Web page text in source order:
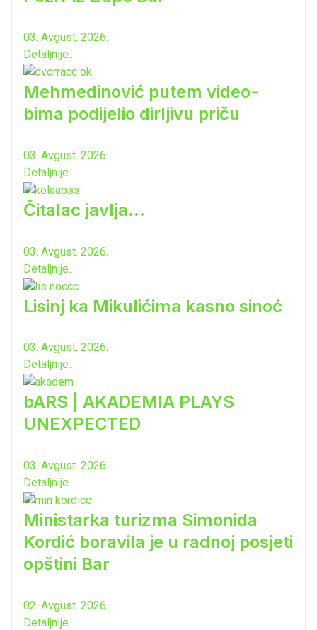
03. Avgust. 2026.
Detaljnije...
Mehmedinović putem video-
bima podijelio dirljivu priču
03. Avgust. 2026.
Detaljnije...
Čitalac javlja...
03. Avgust. 2026.
Detaljnije...
Lisinj ka Mikulićima kasno sinoć
03. Avgust. 2026.
Detaljnije...
bARS | AKADEMIA PLAYS
UNEXPECTED
03. Avgust. 2026.
Detaljnije...
Ministarka turizma Simonida
Kordić boravila je u radnoj posjeti
opštini Bar
02. Avgust. 2026.
Detaljnije...